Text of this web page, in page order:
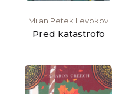
Milan Petek Levokov
Pred katastrofo